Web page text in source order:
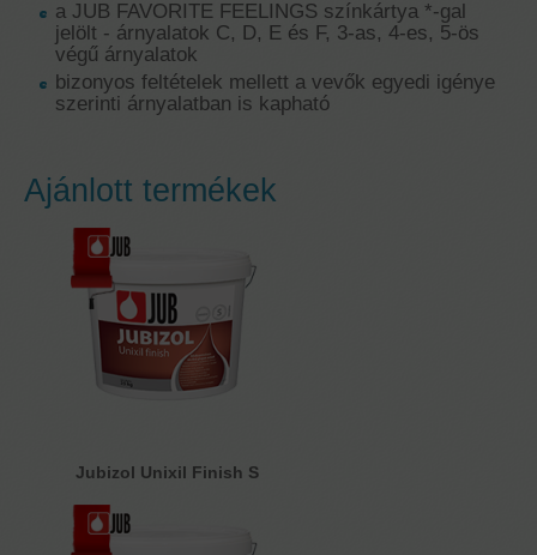
a JUB FAVORITE FEELINGS színkártya *-gal
jelölt - árnyalatok C, D, E és F, 3-as, 4-es, 5-ös
végű árnyalatok
bizonyos feltételek mellett a vevők egyedi igénye
szerinti árnyalatban is kapható
Ajánlott termékek
Jubizol Unixil Finish S